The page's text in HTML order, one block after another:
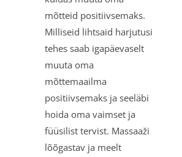
mõtteid positiivsemaks.
Milliseid lihtsaid harjutusi
tehes saab igapäevaselt
muuta oma
mõttemaailma
positiivsemaks ja seeläbi
hoida oma vaimset ja
füüsilist tervist. Massaaži
lõõgastav ja meelt